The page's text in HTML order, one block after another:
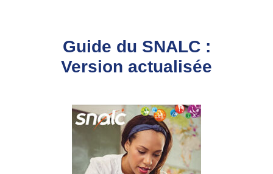
Guide du SNALC :
Version actualisée